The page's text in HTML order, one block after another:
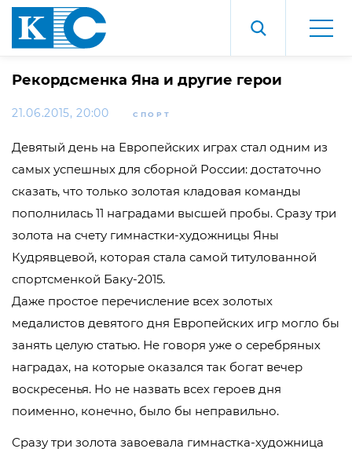
Рекордсменка Яна и другие герои
21.06.2015, 20:00 СПОРТ
Девятый день на Европейских играх стал одним из
самых успешных для сборной России: достаточно
сказать, что только золотая кладовая команды
пополнилась 11 наградами высшей пробы. Сразу три
золота на счету гимнастки-художницы Яны
Кудрявцевой, которая стала самой титулованной
спортсменкой Баку-2015.
Даже простое перечисление всех золотых
медалистов девятого дня Европейских игр могло бы
занять целую статью. Не говоря уже о серебряных
наградах, на которые оказался так богат вечер
воскресенья. Но не назвать всех героев дня
поименно, конечно, было бы неправильно.
Сразу три золота завоевала гимнастка-художница